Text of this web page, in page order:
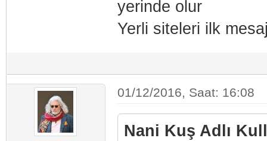
yerinde olur
Yerli siteleri ilk mesaj
01/12/2016, Saat: 16:08
Nani Kuş Adlı